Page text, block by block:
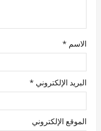
الاسم *
البريد الإلكتروني *
الموقع الإلكتروني